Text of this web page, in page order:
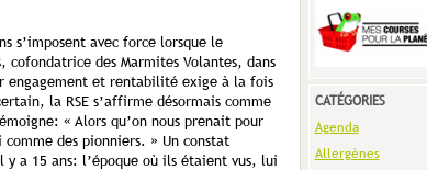
s’imposent avec force lorsque le
des Marmites Volantes, dans
engagement et rentabilité exige à la fois
la RSE s’affirme désormais comme
« Alors qu’on nous prenait pour
des pionniers. » Un constat
a 15 ans: l’époque où ils étaient vus, lui
CATÉGORIES
Agenda
Allergènes